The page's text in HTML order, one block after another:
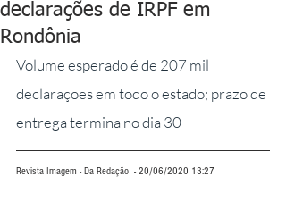
declarações de IRPF em
Rondônia
Volume esperado é de 207 mil
declarações em todo o estado; prazo de
entrega termina no dia 30
Revista Imagem - Da Redação  - 20/06/2020 13:27